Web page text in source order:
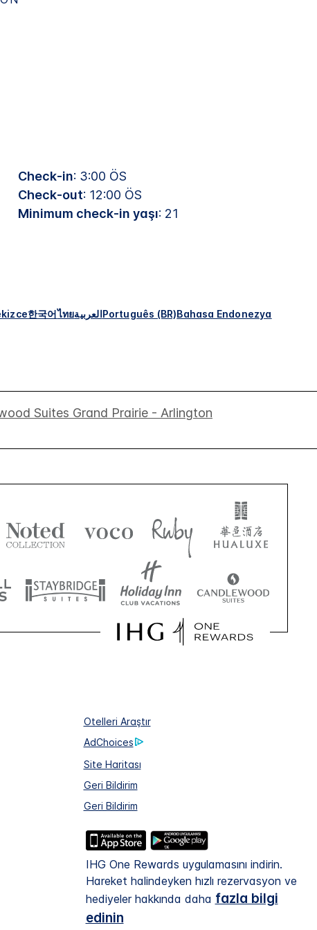
Check-in: 3:00 ÖS
Check-out: 12:00 ÖS
Minimum check-in yaşı: 21
한국어ไทยالعربيةPortuguês (BR)Bahasa Endonezya
Suites Grand Prairie - Arlington
Otelleri Araştır
AdChoices
Site Haritası
Geri Bildirim
Geri Bildirim
IHG One Rewards uygulamasını indirin.
Hareket halindeyken hızlı rezervasyon ve
hediyeler hakkında daha fazla bilgi
edinin